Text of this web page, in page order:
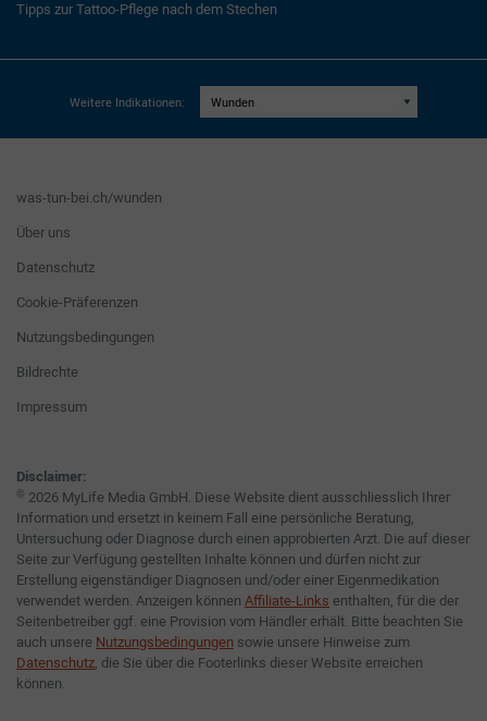
Tipps zur Tattoo-Pflege nach dem Stechen
Weitere Indikationen:
was-tun-bei.ch/wunden
Über uns
Datenschutz
Cookie-Präferenzen
Nutzungsbedingungen
Bildrechte
Impressum
Disclaimer:
© 2026 MyLife Media GmbH. Diese Website dient ausschliesslich Ihrer
Information und ersetzt in keinem Fall eine persönliche Beratung,
Untersuchung oder Diagnose durch einen approbierten Arzt. Die auf dieser
Seite zur Verfügung gestellten Inhalte können und dürfen nicht zur
Erstellung eigenständiger Diagnosen und/oder einer Eigenmedikation
verwendet werden. Anzeigen können Affiliate-Links enthalten, für die der
Seitenbetreiber ggf. eine Provision vom Händler erhält. Bitte beachten Sie
auch unsere Nutzungsbedingungen sowie unsere Hinweise zum
Datenschutz, die Sie über die Footerlinks dieser Website erreichen
können.